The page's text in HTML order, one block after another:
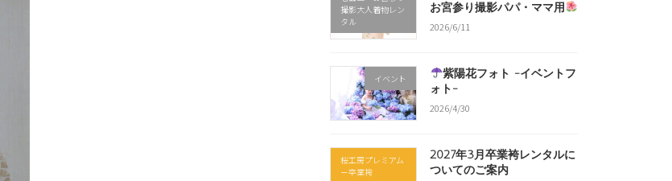
撮影大人着物レン
タル
お宮参り撮影パパ・ママ用
2026/6/11
イベント
紫陽花フォト -イベントフ
ォト-
2026/4/30
桜工房プレミアム
－卒業袴
2027年3月卒業袴レンタルに
ついてのご案内